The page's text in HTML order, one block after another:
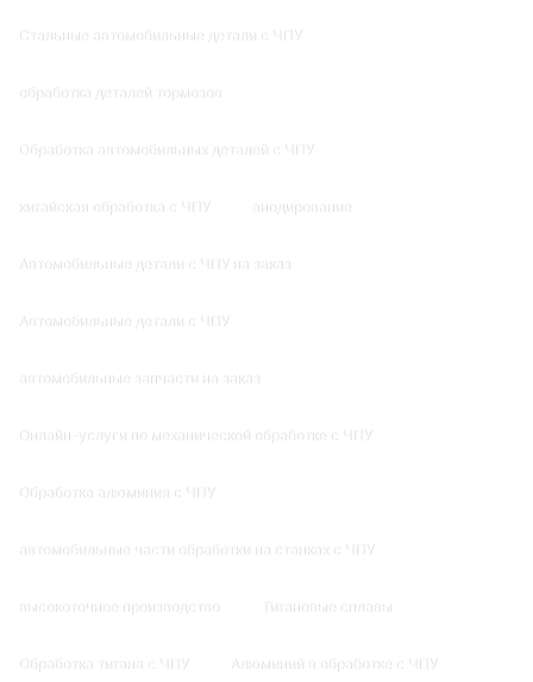
Стальные автомобильные детали с ЧПУ
обработка деталей тормозов
Обработка автомобильных деталей с ЧПУ
китайская обработка с ЧПУ анодирование
Автомобильные детали с ЧПУ на заказ
Автомобильные детали с ЧПУ
автомобильные запчасти на заказ
Онлайн-услуги по механической обработке с ЧПУ
Обработка алюминия с ЧПУ
автомобильные части обработки на станках с ЧПУ
высокоточное производство Титановые сплавы
Обработка титана с ЧПУ Алюминий в обработке с ЧПУ